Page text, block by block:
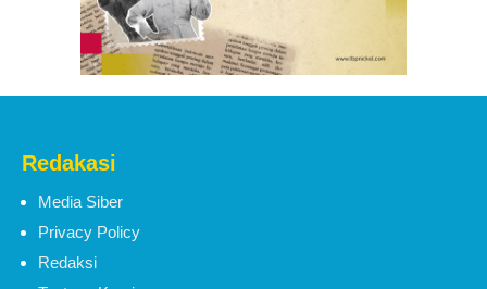
Redakasi
Media Siber
Privacy Policy
Redaksi